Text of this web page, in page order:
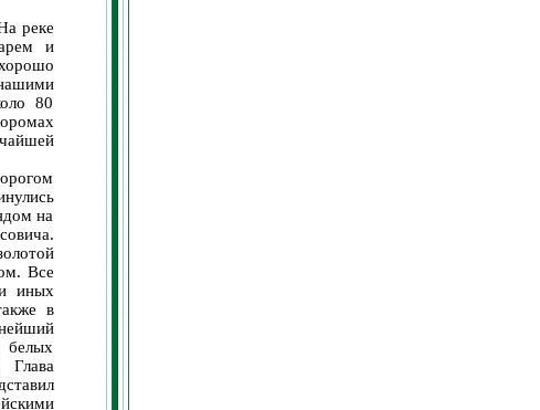
реке
и
80
на
Все
иных
в
белых